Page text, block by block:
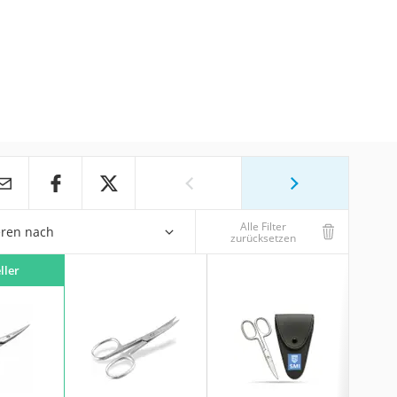
nach Alle Filter
zurücksetzen